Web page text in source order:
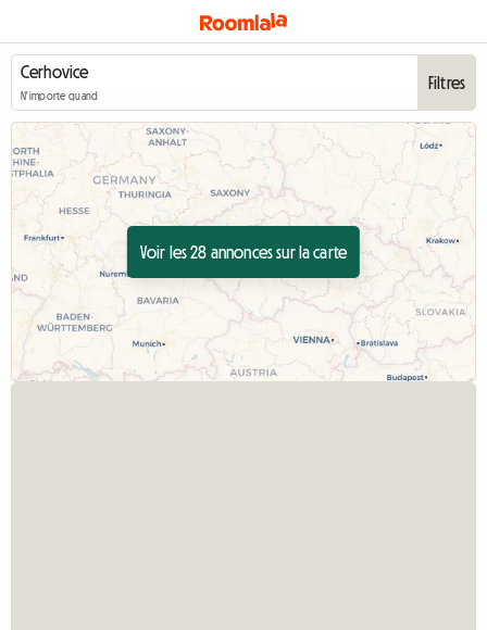
N'importe quand
Filtres
Voir les 28 annonces sur la carte